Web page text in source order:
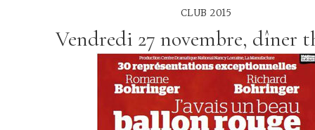
CLUB 2015
Vendredi 27 novembre, dîner